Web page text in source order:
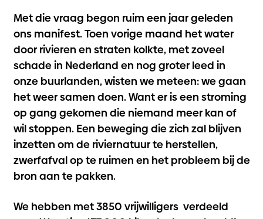
Met die vraag begon ruim een jaar geleden
ons manifest. Toen vorige maand het water
door rivieren en straten kolkte, met zoveel
schade in Nederland en nog groter leed in
onze buurlanden, wisten we meteen: we gaan
het weer samen doen. Want er is een stroming
op gang gekomen die niemand meer kan of
wil stoppen. Een beweging die zich zal blijven
inzetten om de riviernatuur te herstellen,
zwerfafval op te ruimen en het probleem bij de
bron aan te pakken.
We hebben met 3850 vrijwilligers verdeeld